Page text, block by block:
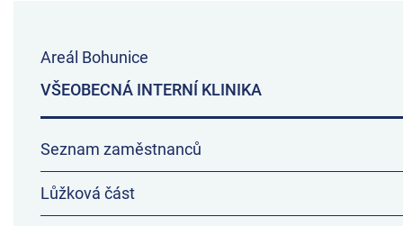
Areál Bohunice
VŠEOBECNÁ INTERNÍ KLINIKA
Seznam zaměstnanců
Lůžková část